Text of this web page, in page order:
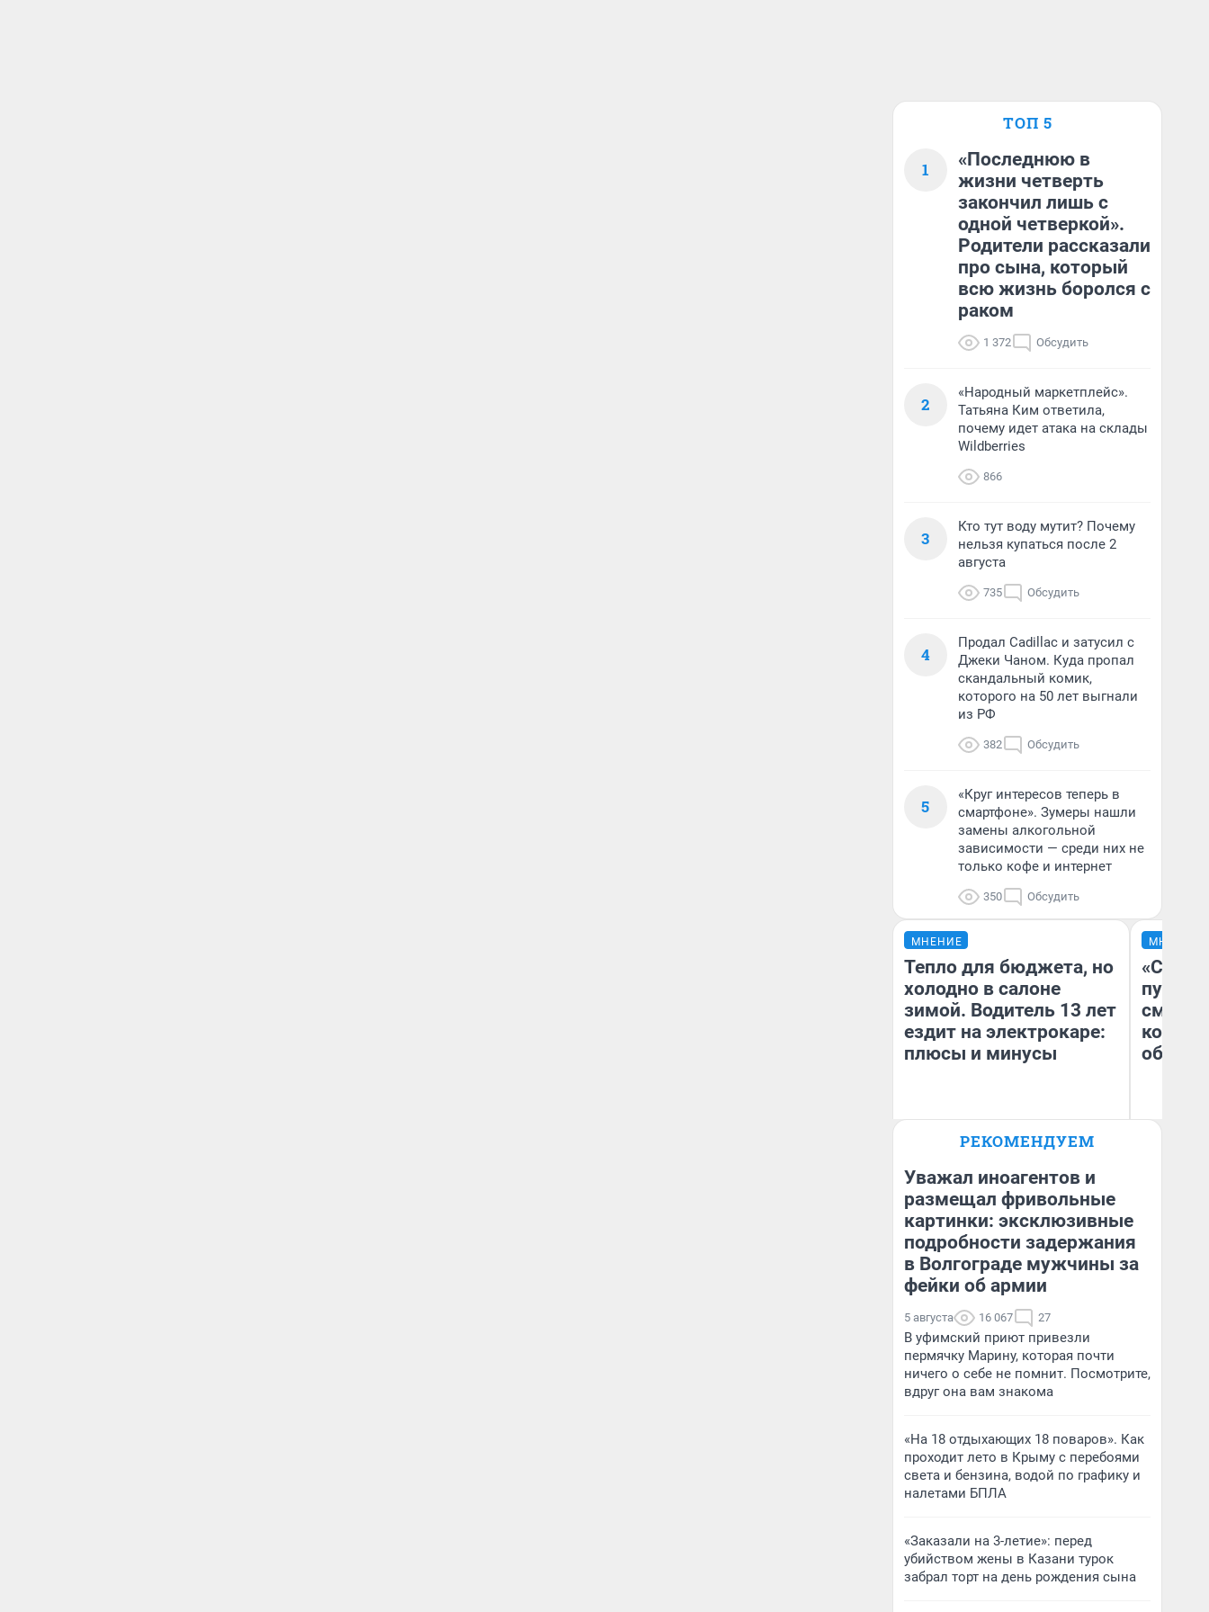
ТОП 5
1
«Последнюю в
жизни четверть
закончил лишь с
одной четверкой».
Родители рассказали
про сына, который
всю жизнь боролся с
раком
1 372 Обсудить
2
«Народный маркетплейс».
Татьяна Ким ответила,
почему идет атака на склады
Wildberries
866
3
Кто тут воду мутит? Почему
нельзя купаться после 2
августа
735 Обсудить
4
Продал Cadillac и затусил с
Джеки Чаном. Куда пропал
скандальный комик,
которого на 50 лет выгнали
из РФ
382 Обсудить
5
«Круг интересов теперь в
смартфоне». Зумеры нашли
замены алкогольной
зависимости — среди них не
только кофе и интернет
350 Обсудить
МНЕНИЕ
Тепло для бюджета, но
холодно в салоне
зимой. Водитель 13 лет
ездит на электрокаре:
плюсы и минусы
Денис Дедюхин
МНЕНИЕ
РЕКОМЕНДУЕМ
Уважал иноагентов и
размещал фривольные
картинки: эксклюзивные
подробности задержания
в Волгограде мужчины за
фейки об армии
5 августа 16 067 27
В уфимский приют привезли
пермячку Марину, которая почти
ничего о себе не помнит. Посмотрите,
вдруг она вам знакома
«На 18 отдыхающих 18 поваров». Как
проходит лето в Крыму с перебоями
света и бензина, водой по графику и
налетами БПЛА
«Заказали на 3-летие»: перед
убийством жены в Казани турок
забрал торт на день рождения сына